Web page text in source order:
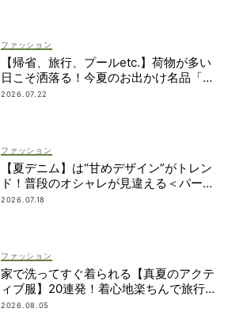
ファッション
【帰省、旅行、プールetc.】荷物が多い
日こそ洒落る！今夏のお出かけ名品「ト
ート＆リュック」５選
2026.07.22
ファッション
【夏デニム】は“甘めデザイン”がトレン
ド！普段のオシャレが見違える＜パー
ル、レースetc.＞
2026.07.18
ファッション
家で洗ってすぐ着られる【真夏のアクテ
ィブ服】20連発！着心地楽ちんで旅行・
帰省にも◎
2026.08.05